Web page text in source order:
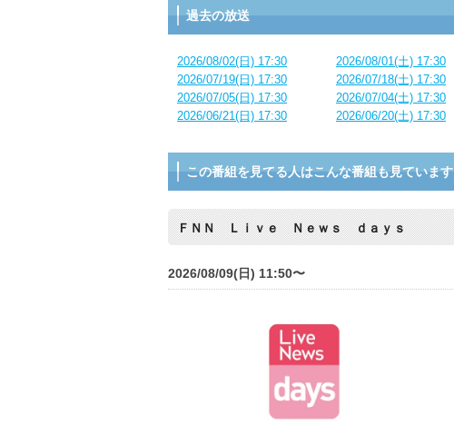
過去の放送
2026/08/02(日) 17:30 2026/08/01(土) 17:30
2026/07/19(日) 17:30
2026/07/18(土) 17:30
2026/07/05(日) 17:30
2026/07/04(土) 17:30
2026/06/21(日) 17:30
2026/06/20(土) 17:30
この番組を見てる人はこんな番組も見ています
ＦＮＮ Ｌｉｖｅ Ｎｅｗｓ ｄａｙｓ
2026/08/09(日) 11:50〜